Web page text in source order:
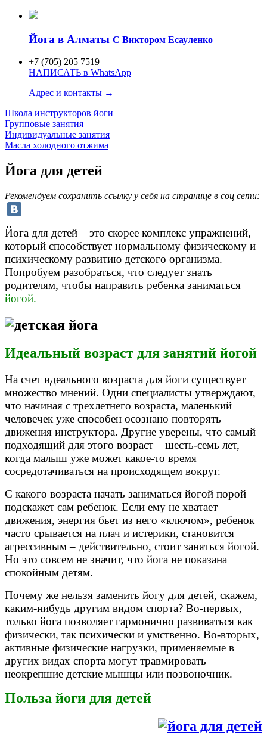
Йога в Алматы C Виктором Есауленко
+7 (705) 205 7519
НАПИСАТЬ в WhatsApp
Адрес и контакты →
Школа инструкторов йоги
Групповые занятия
Индивидуальные занятия
Масла холодного отжима
Йога для детей
Рекомендуем сохранить ссылку у себя на странице в соц сети:
Йога для детей – это скорее комплекс упражнений,
который способствует нормальному физическому и
психическому развитию детского организма.
Попробуем разобраться, что следует знать
родителям, чтобы направить ребенка заниматься
йогой.
Идеальный возраст для занятий йогой
На счет идеального возраста для йоги существует
множество мнений. Одни специалисты утверждают,
что начиная с трехлетнего возраста, маленький
человечек уже способен осознано повторять
движения инструктора. Другие уверены, что самый
подходящий для этого возраст – шесть-семь лет,
когда малыш уже может какое-то время
сосредотачиваться на происходящем вокруг.
С какого возраста начать заниматься йогой порой
подскажет сам ребенок. Если ему не хватает
движения, энергия бьет из него «ключом», ребенок
часто срывается на плач и истерики, становится
агрессивным – действительно, стоит заняться йогой.
Но это совсем не значит, что йога не показана
спокойным детям.
Почему же нельзя заменить йогу для детей, скажем,
каким-нибудь другим видом спорта? Во-первых,
только йога позволяет гармонично развиваться как
физически, так психически и умственно. Во-вторых,
активные физические нагрузки, применяемые в
других видах спорта могут травмировать
неокрепшие детские мышцы или позвоночник.
Польза йоги для детей